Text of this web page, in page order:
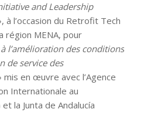
and Leadership
à l’occasion du Retrofit Tech
région MENA, pour
l’amélioration des conditions
de service des
mis en œuvre avec l’Agence
Internationale au
la Junta de Andalucía